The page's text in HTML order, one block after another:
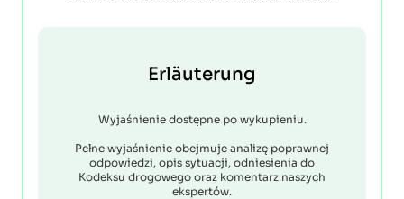
Erläuterung
Wyjaśnienie dostępne po wykupieniu.
Pełne wyjaśnienie obejmuje analizę poprawnej
odpowiedzi, opis sytuacji, odniesienia do
Kodeksu drogowego oraz komentarz naszych
ekspertów.